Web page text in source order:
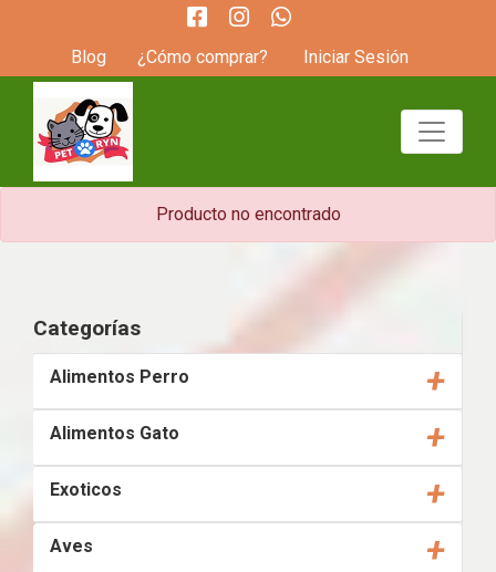
Blog ¿Cómo comprar? Iniciar Sesión
Producto no encontrado
Categorías
Alimentos Perro +
Alimentos Gato +
Exoticos +
Aves +